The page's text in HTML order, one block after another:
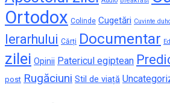
Ortodox Colinde Cugetări Cuvinte
Ierarhului Cărți Documentar
zilei Opinii Patericul egiptean
post Rugăciuni Stil de viață